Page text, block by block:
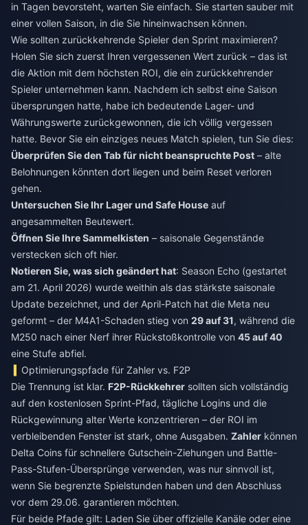
in Tagen bevorsteht, warten Sie einfach. Sie starten sauber mit
einer vollen Saison, in die Sie hineinwachsen können.
Wie sollten zurückkehrende Spieler den Sprint maximieren?
Holen Sie sich zuerst Ihren vergessenen Wert zurück – das ist
die Aktion mit dem höchsten ROI, die ein zurückkehrender
Spieler unternehmen kann. Nachdem ich selbst eine Saison
übersprungen hatte, habe ich bedeutende Lager- und
Währungswerte zurückgewonnen, die ich völlig vergessen
hatte. Bevor Sie ein einziges neues Match spielen, tun Sie dies:
Überprüfen Sie den Tab für nicht beanspruchte Post – alte
Belohnungen könnten dort liegen und beim Reset verloren
gehen.
Untersuchen Sie Ihr Lager und Safe House auf
angesammelten Beutewert.
Öffnen Sie Ihre Sammelkisten – saisonale Gegenstände
verstecken sich oft hier.
Notieren Sie, was sich geändert hat: Season Echo (gestartet
am 21. April 2026) wurde weithin als das stärkste saisonale
Update bezeichnet, und der April-Patch hat die Meta neu
geformt – der M4A1-Schaden stieg von 29 auf 31, während die
M250 nach einer Nerf ihrer Rückstoßkontrolle von 45 auf 40
eine Stufe abfiel.
Optimierungspfade für Zahler vs. F2P
Die Trennung ist klar. F2P-Rückkehrer sollten sich vollständig
auf den kostenlosen Sprint-Pfad, tägliche Logins und die
Rückgewinnung alter Werte konzentrieren – der ROI im
verbleibenden Fenster ist stark, ohne Ausgaben. Zahler können
Delta Coins für schnellere Gutschein-Ziehungen und Battle-
Pass-Stufen-Übersprünge verwenden, was nur sinnvoll ist,
wenn Sie begrenzte Spielstunden haben und den Abschluss
vor dem 29.06. garantieren möchten.
Für beide Pfade gilt: Laden Sie über offizielle Kanäle oder eine